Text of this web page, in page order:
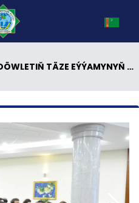
GERÇEKLERI» ATLY DÖREDIJILIK BÄSLEŞIGINIŇ INSTITUT TAPGYRY GEÇIRILDI